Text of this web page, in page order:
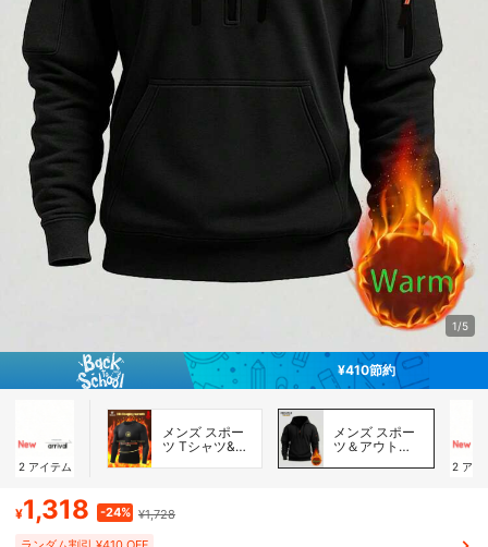
1/5
¥410節約
2 アイテム
メンズ スポー
ツ Tシャツ&タ
メンズ スポー
ツ＆アウトド
スウェットシ
2 アイ
¥1,318 -24% ¥1,728